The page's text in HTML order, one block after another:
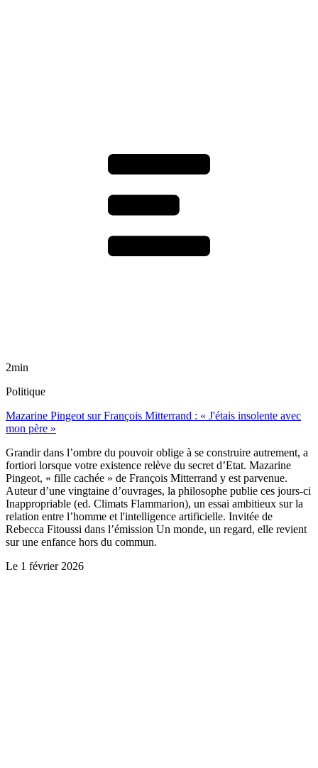
2min
Politique
Mazarine Pingeot sur François Mitterrand : « J'étais insolente avec
mon père »
Grandir dans l’ombre du pouvoir oblige à se construire autrement, a
fortiori lorsque votre existence relève du secret d’Etat. Mazarine
Pingeot, « fille cachée » de François Mitterrand y est parvenue.
Auteur d’une vingtaine d’ouvrages, la philosophe publie ces jours-ci
Inappropriable (ed. Climats Flammarion), un essai ambitieux sur la
relation entre l’homme et l'intelligence artificielle. Invitée de
Rebecca Fitoussi dans l’émission Un monde, un regard, elle revient
sur une enfance hors du commun.
Le 1 février 2026